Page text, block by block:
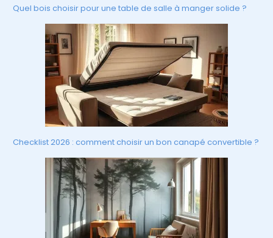
Quel bois choisir pour une table de salle à manger solide ?
Checklist 2026 : comment choisir un bon canapé convertible ?